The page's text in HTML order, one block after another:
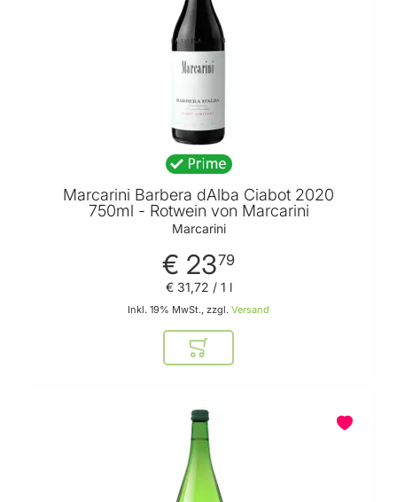
Marcarini Barbera dAlba Ciabot 2020
750ml - Rotwein von Marcarini
Marcarini
€ 2379
Inkl. 19% MwSt., zzgl. Versand
€ 31,72 / 1 l
In den Warenkorb